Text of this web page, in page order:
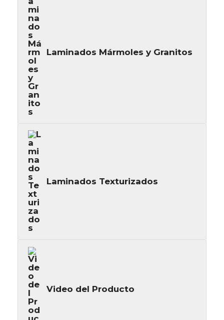
Laminados Mármoles y Granitos
Laminados Texturizados
Video del Producto